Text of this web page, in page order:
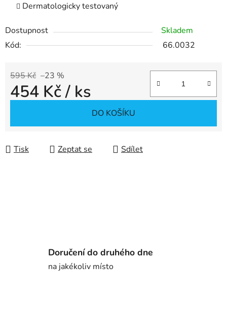
Dermatologicky testovaný
Dostupnost
Skladem
Kód:
66.0032
595 Kč –23 %
454 Kč/ ks
DO KOŠÍKU
Tisk Zeptat se Sdílet
Doručení do druhého dne
na jakékoliv místo